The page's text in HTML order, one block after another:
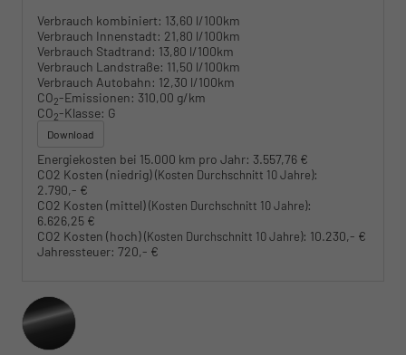
Verbrauch kombiniert: 13,60 l/100km
Verbrauch Innenstadt: 21,80 l/100km
Verbrauch Stadtrand: 13,80 l/100km
Verbrauch Landstraße: 11,50 l/100km
Verbrauch Autobahn: 12,30 l/100km
CO2-Emissionen: 310,00 g/km
CO2-Klasse: G
Download
Energiekosten bei 15.000 km pro Jahr: 3.557,76 €
CO2 Kosten (niedrig)(Kosten Durchschnitt 10 Jahre):
2.790,- €
CO2 Kosten (mittel)(Kosten Durchschnitt 10 Jahre):
6.626,25 €
CO2 Kosten (hoch)(Kosten Durchschnitt 10 Jahre): 10.230,- €
Jahressteuer: 720,- €